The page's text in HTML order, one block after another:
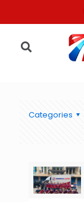
Categories